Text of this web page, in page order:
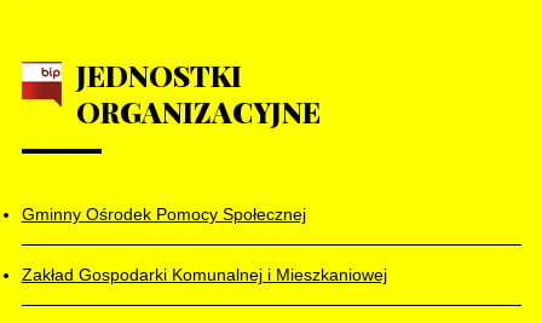
JEDNOSTKI
ORGANIZACYJNE
Gminny Ośrodek Pomocy Społecznej
Zakład Gospodarki Komunalnej i Mieszkaniowej